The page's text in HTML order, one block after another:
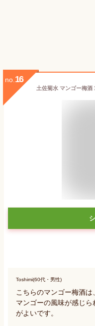
no. 16
Toshimi(60代・男性)
こちらのマンゴー梅酒
マンゴーの風味が感じ
がよいです。